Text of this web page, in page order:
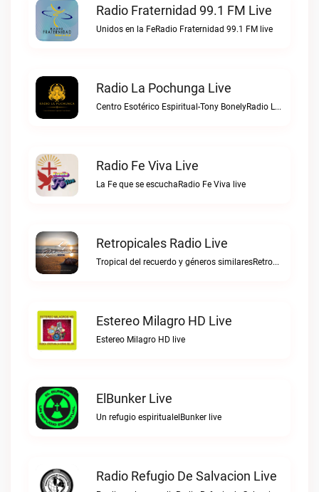
Radio Fraternidad 99.1 FM Live
Unidos en la FeRadio Fraternidad 99.1 FM live
Radio La Pochunga Live
Centro Esotérico Espiritual-Tony BonelyRadio La Pochunga live
Radio Fe Viva Live
La Fe que se escuchaRadio Fe Viva live
Retropicales Radio Live
Tropical del recuerdo y géneros similaresRetropicales Radio live
Estereo Milagro HD Live
Estereo Milagro HD live
ElBunker Live
Un refugio espiritualelBunker live
Radio Refugio De Salvacion Live